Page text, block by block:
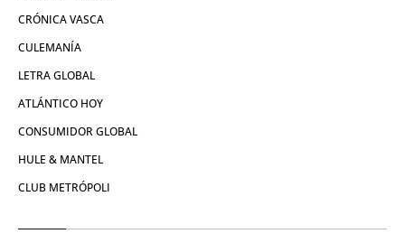
CRÓNICA VASCA
CULEMANÍA
LETRA GLOBAL
ATLÁNTICO HOY
CONSUMIDOR GLOBAL
HULE & MANTEL
CLUB METRÓPOLI